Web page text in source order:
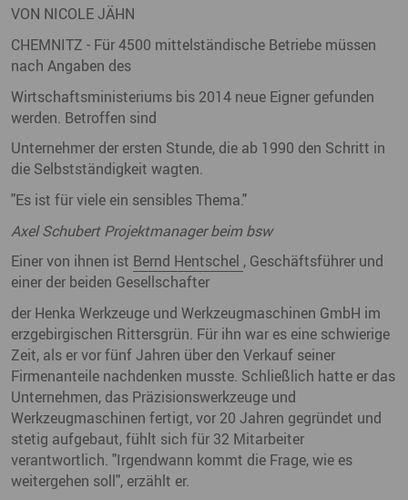
VON NICOLE JÄHN
CHEMNITZ - Für 4500 mittelständische Betriebe müssen
nach Angaben des
Wirtschaftsministeriums bis 2014 neue Eigner gefunden
werden. Betroffen sind
Unternehmer der ersten Stunde, die ab 1990 den Schritt in
die Selbstständigkeit wagten.
"Es ist für viele ein sensibles Thema."
Axel Schubert Projektmanager beim bsw
Einer von ihnen ist Bernd Hentschel , Geschäftsführer und
einer der beiden Gesellschafter
der Henka Werkzeuge und Werkzeugmaschinen GmbH im
erzgebirgischen Rittersgrün. Für ihn war es eine schwierige
Zeit, als er vor fünf Jahren über den Verkauf seiner
Firmenanteile nachdenken musste. Schließlich hatte er das
Unternehmen, das Präzisionswerkzeuge und
Werkzeugmaschinen fertigt, vor 20 Jahren gegründet und
stetig aufgebaut, fühlt sich für 32 Mitarbeiter
verantwortlich. "Irgendwann kommt die Frage, wie es
weitergehen soll", erzählt er.